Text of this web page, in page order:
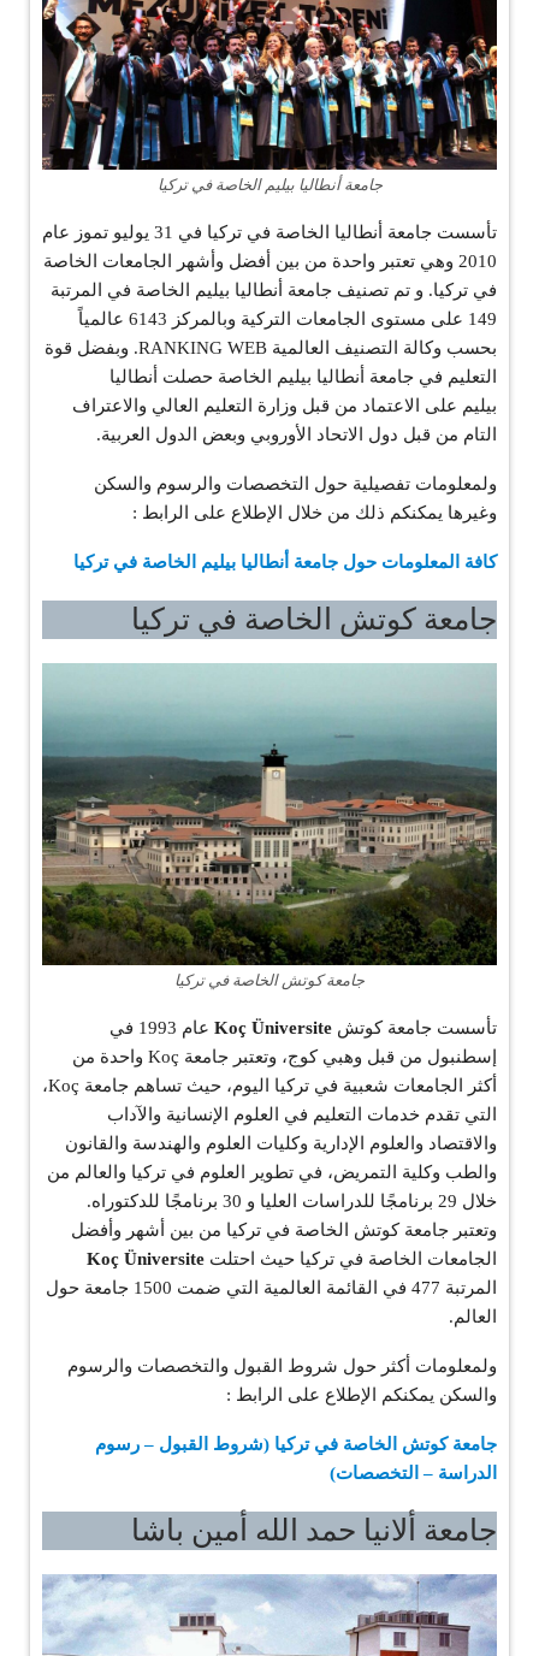
جامعة أنطاليا بيليم الخاصة في تركيا
تأسست جامعة أنطاليا الخاصة في تركيا في 31 يوليو تموز عام
2010 وهي تعتبر واحدة من بين أفضل وأشهر الجامعات الخاصة
في تركيا. و تم تصنيف جامعة أنطاليا بيليم الخاصة في المرتبة
149 على مستوى الجامعات التركية وبالمركز 6143 عالمياً
بحسب وكالة التصنيف العالمية RANKING WEB. وبفضل قوة
التعليم في جامعة أنطاليا بيليم الخاصة حصلت أنطاليا
بيليم على الاعتماد من قبل وزارة التعليم العالي والاعتراف
التام من قبل دول الاتحاد الأوروبي وبعض الدول العربية.
ولمعلومات تفصيلية حول التخصصات والرسوم والسكن
وغيرها يمكنكم ذلك من خلال الإطلاع على الرابط :
كافة المعلومات حول جامعة أنطاليا بيليم الخاصة في تركيا
جامعة كوتش الخاصة في تركيا
جامعة كوتش الخاصة في تركيا
تأسست جامعة كوتش Koç Üniversite
عام 1993 في
إسطنبول من قبل وهبي كوج، وتعتبر جامعة Koç واحدة من
أكثر الجامعات شعبية في تركيا اليوم، حيث تساهم جامعة Koç،
التي تقدم خدمات التعليم في العلوم الإنسانية والآداب
والاقتصاد والعلوم الإدارية وكليات العلوم والهندسة والقانون
والطب وكلية التمريض، في تطوير العلوم في تركيا والعالم من
خلال 29 برنامجًا للدراسات العليا و 30 برنامجًا للدكتوراه.
وتعتبر جامعة كوتش الخاصة في تركيا من بين أشهر وأفضل
الجامعات الخاصة في تركيا حيث احتلت Koç Üniversite
المرتبة 477 في القائمة العالمية التي ضمت 1500 جامعة حول
العالم.
ولمعلومات أكثر حول شروط القبول والتخصصات والرسوم
والسكن يمكنكم الإطلاع على الرابط :
جامعة كوتش الخاصة في تركيا (شروط القبول – رسوم
الدراسة – التخصصات)
جامعة ألانيا حمد الله أمين باشا